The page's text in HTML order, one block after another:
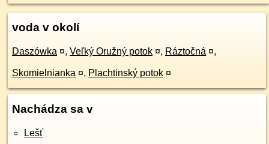
voda v okolí
Daszówka ¤, Veľký Oružný potok ¤, Ráztočná ¤,
Skomielnianka ¤, Plachtinský potok ¤
Nachádza sa v
Lešť